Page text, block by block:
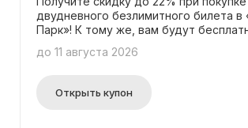
двудневного безлимитного билета в
Парк»! К тому же, вам будут
времени»! С полными деталями
требуется ввод промокода.
до 11 августа 2026
Открыть купон